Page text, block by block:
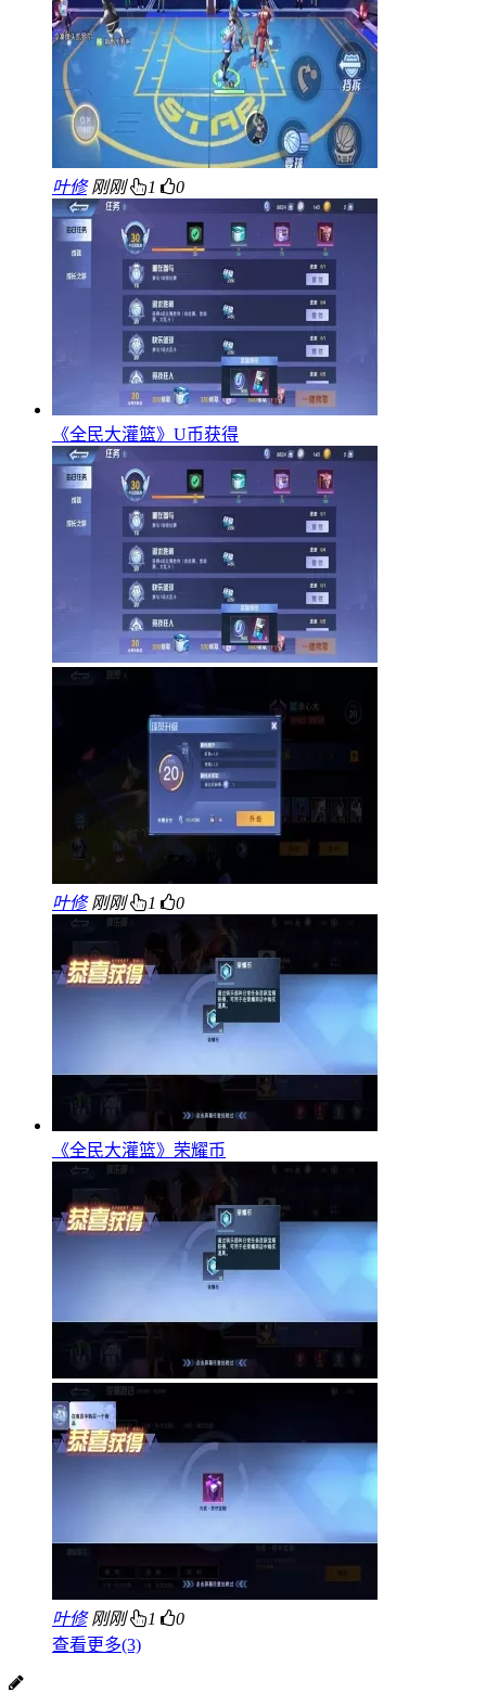
叶修 刚刚 1 0
《全民大灌篮》U币获得
叶修 刚刚 1 0
《全民大灌篮》荣耀币
叶修 刚刚 1
0
查看更多(3)